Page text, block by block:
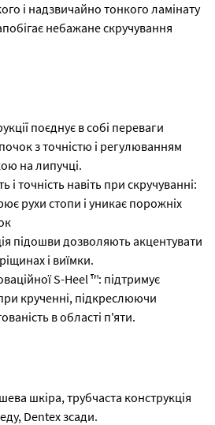
і надзвичайно тонкого ламінату
небажане скручування
поєднує в собі переваги
з точністю і регулюванням
на липучці.
і точність навіть при скручуванні:
рухи стопи і уникає порожніх
підошви дозволяють акцентувати
і виїмки.
S-Heel ™: підтримує
крученні, підкреслюючи
в області п'яти.
шкіра, трубчаста конструкція
Dentex зсади.